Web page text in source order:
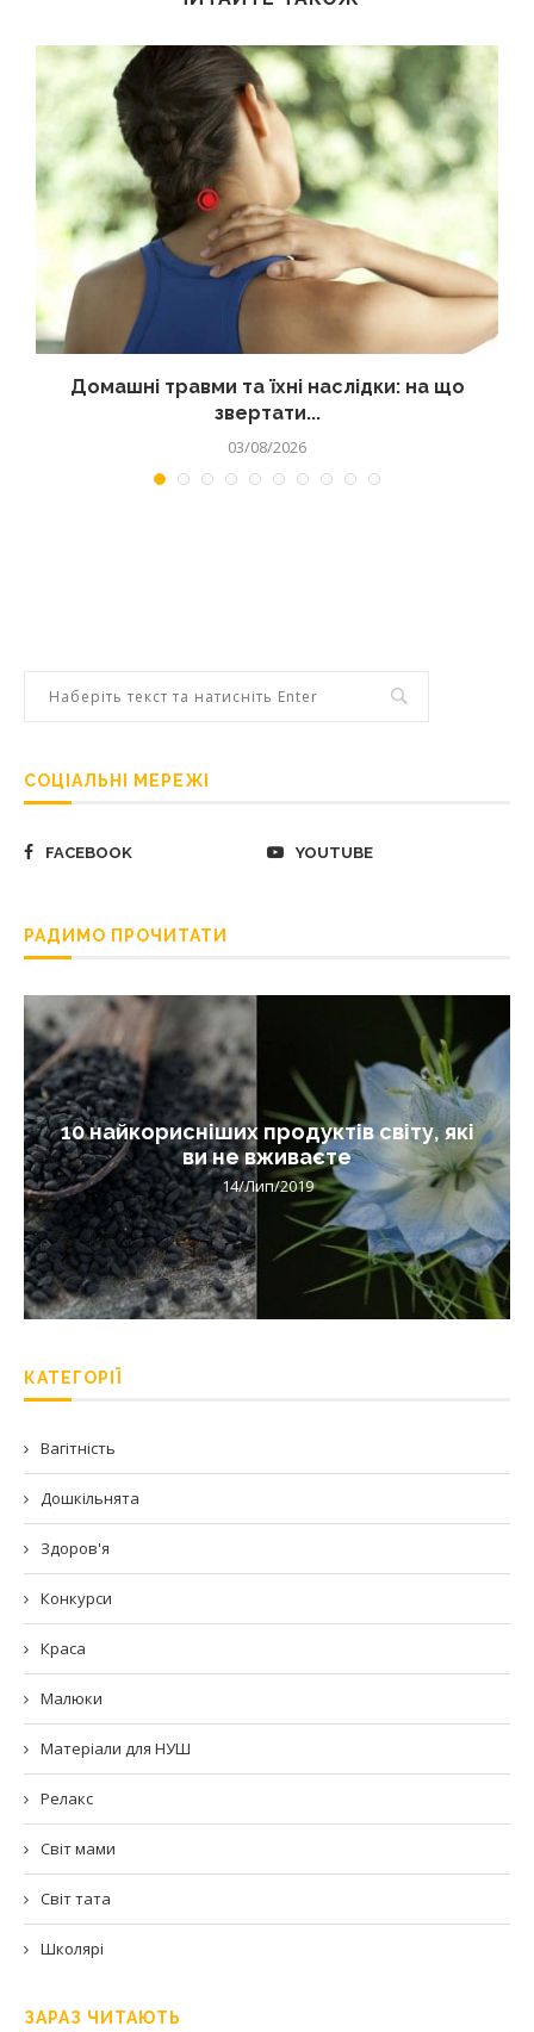
Домашні травми та їхні наслідки: на що
звертати...
03/08/2026
СОЦІАЛЬНІ МЕРЕЖІ
FACEBOOK YOUTUBE
РАДИМО ПРОЧИТАТИ
10 найкорисніших продуктів світу, які
ви не вживаєте
14/Лип/2019
КАТЕГОРІЇ
Вагітність
Дошкільнята
Здоров'я
Конкурси
Краса
Малюки
Матеріали для НУШ
Релакс
Світ мами
Світ тата
Школярі
ЗАРАЗ ЧИТАЮТЬ